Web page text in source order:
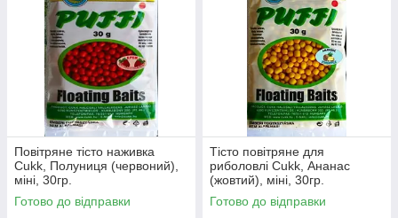
Повітряне тісто наживка
Cukk, Полуниця (червоний),
міні, 30гр.
Готово до відправки
Тісто повітряне для
риболовлі Cukk, Ананас
(жовтий), міні, 30гр.
Готово до відправки